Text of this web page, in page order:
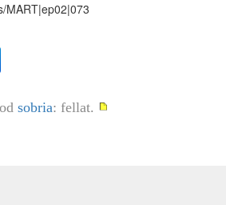
MART|ep02|073
sobria: fellat.